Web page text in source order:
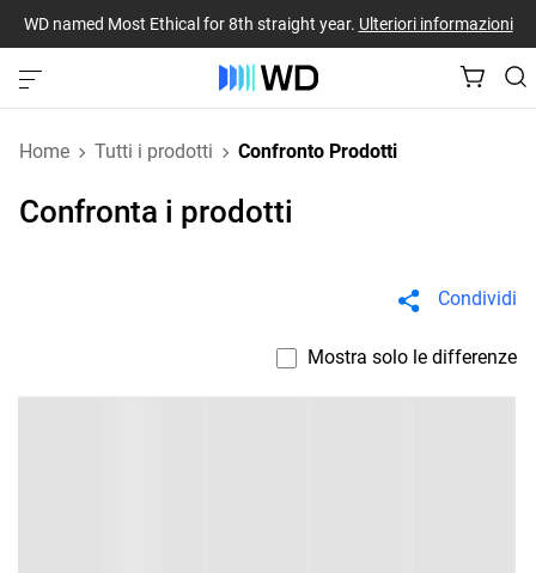
WD named Most Ethical for 8th straight year. Ulteriori informazioni
Home Tutti i prodotti Confronto Prodotti
Confronta i prodotti
Condividi
Mostra solo le differenze